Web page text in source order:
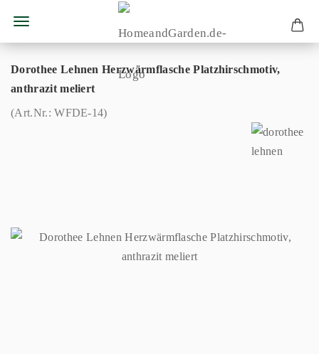
Dorothee Lehnen Herzwärmflasche Platzhirschmotiv,
anthrazit meliert
(Art.Nr.:WFDE-14)